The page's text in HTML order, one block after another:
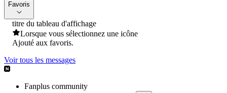
Favoris
titre du tableau d'affichage
Lorsque vous sélectionnez une icône
Ajouté aux favoris.
Voir tous les messages
Fanplus community